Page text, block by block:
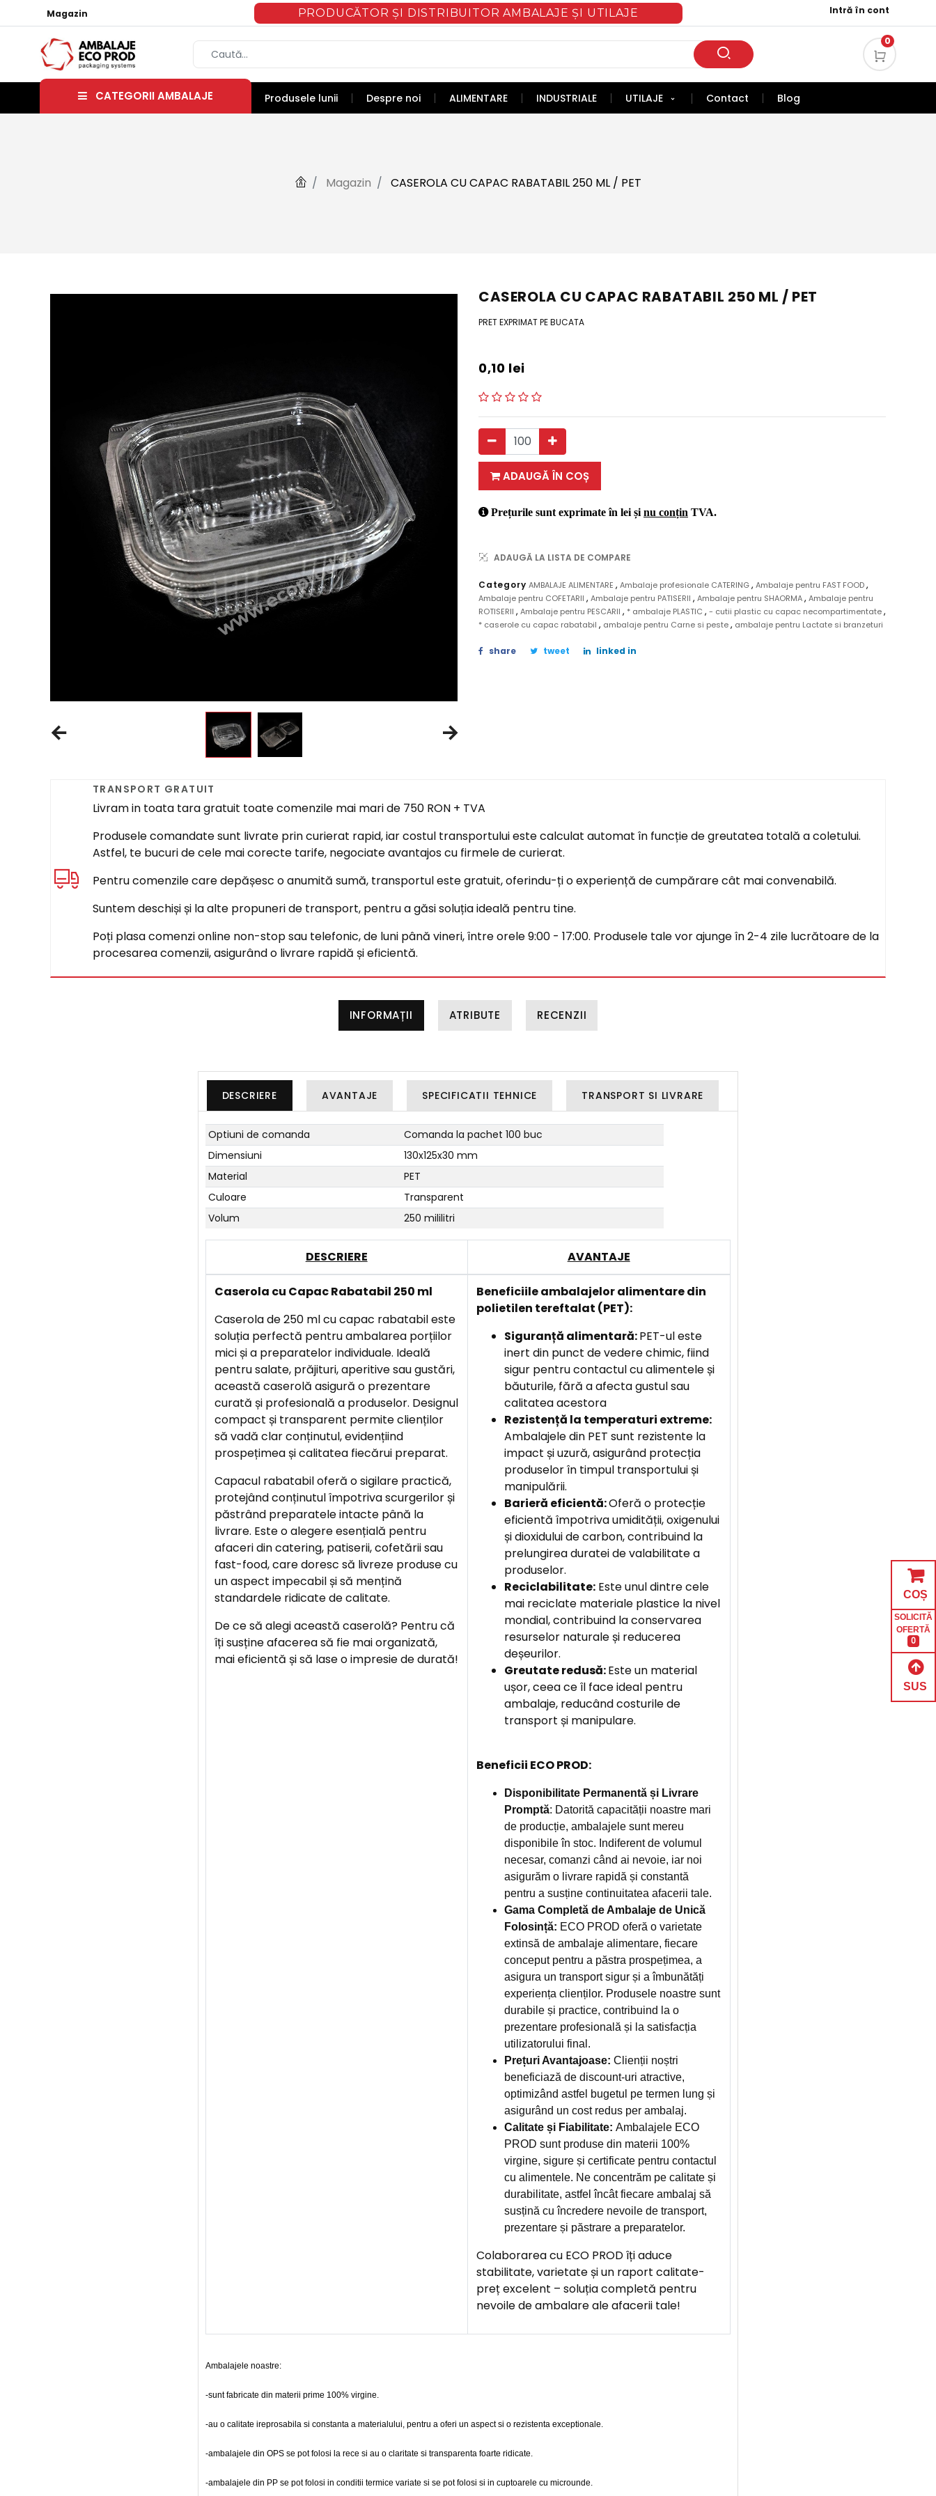
Magazin PRODUCĂTOR ȘI DISTRIBUITOR AMBALAJE ȘI UTILAJE Intră în cont
0
CATEGORII AMBALAJE Produsele lunii Despre noi ALIMENTARE INDUSTRIALE UTILAJE Contact Blog
Magazin CASEROLA CU CAPAC RABATABIL 250 ML / PET
CASEROLA CU CAPAC RABATABIL 250 ML / PET
PRET EXPRIMAT PE BUCATA
0,10 lei
ADAUGĂ ÎN COȘ
Prețurile sunt exprimate în lei și nu conțin TVA.
ADAUGĂ LA LISTA DE COMPARE
CategoryAMBALAJE ALIMENTARE,Ambalaje profesionale CATERING,Ambalaje pentru FAST FOOD,
Ambalaje pentru COFETARII , Ambalaje pentru PATISERII , Ambalaje pentru SHAORMA, Ambalaje pentru
ROTISERII , Ambalaje pentru PESCARII , * ambalaje PLASTIC , - cutii plastic cu capac necompartimentate,
* caserole cu capac rabatabil , ambalaje pentru Carne si peste, ambalaje pentru Lactate si branzeturi
share tweet linked in
TRANSPORT GRATUIT
Livram in toata tara gratuit toate comenzile mai mari de 750 RON + TVA
Produsele comandate sunt livrate prin curierat rapid, iar costul transportului este calculat automat în funcție de greutatea totală a coletului.
Astfel, te bucuri de cele mai corecte tarife, negociate avantajos cu firmele de curierat.
Pentru comenzile care depășesc o anumită sumă, transportul este gratuit, oferindu-ți o experiență de cumpărare cât mai convenabilă.
Suntem deschiși și la alte propuneri de transport, pentru a găsi soluția ideală pentru tine.
Poți plasa comenzi online non-stop sau telefonic, de luni până vineri, între orele 9:00 - 17:00. Produsele tale vor ajunge în 2-4 zile lucrătoare de la
procesarea comenzii, asigurând o livrare rapidă și eficientă.
INFORMAȚII ATRIBUTE RECENZII
DESCRIERE AVANTAJE SPECIFICATII TEHNICE TRANSPORT SI LIVRARE
Optiuni de comanda
Comanda la pachet 100 buc
Dimensiuni
130x125x30 mm
Material
PET
Culoare
Transparent
Volum
250 mililitri
DESCRIERE AVANTAJE
Caserola cu Capac Rabatabil 250 ml
Caserola de 250 ml cu capac rabatabil este
soluția perfectă pentru ambalarea porțiilor
mici și a preparatelor individuale. Ideală
pentru salate, prăjituri, aperitive sau gustări,
această caserolă asigură o prezentare
curată și profesională a produselor. Designul
compact și transparent permite clienților
să vadă clar conținutul, evidențiind
prospețimea și calitatea fiecărui preparat.
Capacul rabatabil oferă o sigilare practică,
protejând conținutul împotriva scurgerilor și
păstrând preparatele intacte până la
livrare. Este o alegere esențială pentru
afaceri din catering, patiserii, cofetării sau
fast-food, care doresc să livreze produse cu
un aspect impecabil și să mențină
standardele ridicate de calitate.
De ce să alegi această caserolă? Pentru că
îți susține afacerea să fie mai organizată,
mai eficientă și să lase o impresie de durată!
Beneficiile ambalajelor alimentare din
polietilen tereftalat (PET):
Siguranță alimentară:PET-ul este
inert din punct de vedere chimic, fiind
sigur pentru contactul cu alimentele și
băuturile, fără a afecta gustul sau
calitatea acestora
Rezistență la temperaturi extreme:
Ambalajele din PET sunt rezistente la
impact și uzură, asigurând protecția
produselor în timpul transportului și
manipulării.
Barieră eficientă:Oferă o protecție
eficientă împotriva umidității, oxigenului
și dioxidului de carbon, contribuind la
prelungirea duratei de valabilitate a
produselor.
Reciclabilitate:Este unul dintre cele
mai reciclate materiale plastice la nivel
mondial, contribuind la conservarea
resurselor naturale și reducerea
deșeurilor.
Greutate redusă:Este un material
ușor, ceea ce îl face ideal pentru
ambalaje, reducând costurile de
transport și manipulare.
Beneficii ECO PROD:
Disponibilitate Permanentă și Livrare
Promptă: Datorită capacității noastre mari
de producție, ambalajele sunt mereu
disponibile în stoc. Indiferent de volumul
necesar, comanzi când ai nevoie, iar noi
asigurăm o livrare rapidă și constantă
pentru a susține continuitatea afacerii tale.
Gama Completă de Ambalaje de Unică
Folosință: ECO PROD oferă o varietate
extinsă de ambalaje alimentare, fiecare
conceput pentru a păstra prospețimea, a
asigura un transport sigur și a îmbunătăți
experiența clienților. Produsele noastre sunt
durabile și practice, contribuind la o
prezentare profesională și la satisfacția
utilizatorului final.
Prețuri Avantajoase: Clienții noștri
beneficiază de discount-uri atractive,
optimizând astfel bugetul pe termen lung și
asigurând un cost redus per ambalaj.
Calitate și Fiabilitate: Ambalajele ECO
PROD sunt produse din materii 100%
virgine, sigure și certificate pentru contactul
cu alimentele. Ne concentrăm pe calitate și
durabilitate, astfel încât fiecare ambalaj să
susțină cu încredere nevoile de transport,
prezentare și păstrare a preparatelor.
Colaborarea cu ECO PROD îți aduce
stabilitate, varietate și un raport calitate-
preț excelent – soluția completă pentru
nevoile de ambalare ale afacerii tale!
Ambalajele noastre:
-sunt fabricate din materii prime 100% virgine.
-au o calitate ireprosabila si constanta a materialului, pentru a oferi un aspect si o rezistenta exceptionale.
-ambalajele din OPS se pot folosi la rece si au o claritate si transparenta foarte ridicate.
-ambalajele din PP se pot folosi in conditii termice variate si se pot folosi si in cuptoarele cu microunde.
COȘ
SOLICITĂ
OFERTĂ
0
SUS